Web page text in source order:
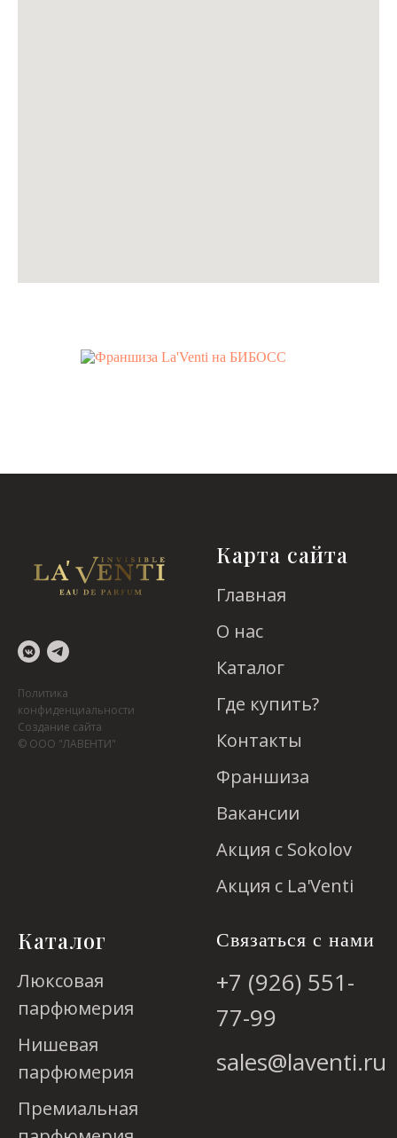
НАША ФРАНШИЗА НА
Политика
конфиденциальности
Создание сайта
© ООО "ЛАВЕНТИ"
Карта сайта
Главная
О нас
Каталог
Где купить?
Контакты
Франшиза
Вакансии
Акция с Sokolov
Акция с La'Venti
Каталог
Люксовая
парфюмерия
Нишевая
парфюмерия
Премиальная
Связаться с нами
+7 (926) 551-
77-99
sales@laventi.ru